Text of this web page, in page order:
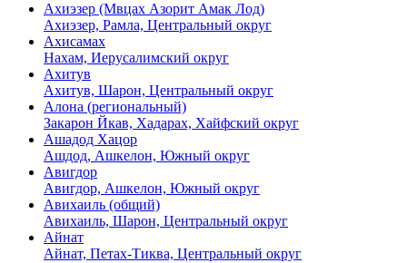
Ахиэзер (Мвцах Азорит Амак Лод)
Ахиэзер, Рамла, Центральный округ
Ахисамах
Нахам, Иерусалимский округ
Ахитув
Ахитув, Шарон, Центральный округ
Алона (региональный)
Закарон Йкав, Хадарах, Хайфский округ
Ашадод Хацор
Ашдод, Ашкелон, Южный округ
Авигдор
Авигдор, Ашкелон, Южный округ
Авихаиль (общий)
Авихаиль, Шарон, Центральный округ
Айнат
Айнат, Петах-Тиква, Центральный округ